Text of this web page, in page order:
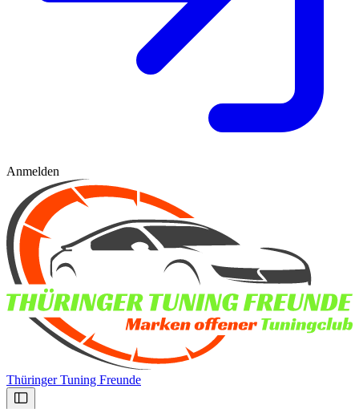
Anmelden
Thüringer Tuning Freunde